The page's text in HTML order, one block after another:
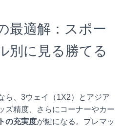
最適解：スポー
別に見る勝てる
ら、3ウェイ（1X2）とアジア
ズ精度、さらにコーナーやカー
の充実度が鍵になる。プレマッ